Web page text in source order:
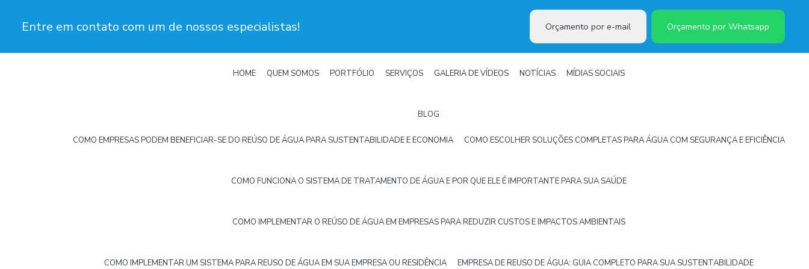
Entre em contato com um de nossos especialistas! Orçamento por e-mail Orçamento por Whatsapp
HOME QUEM SOMOS PORTFÓLIO SERVIÇOS GALERIA DE VÍDEOS NOTÍCIAS MÍDIAS SOCIAIS
BLOG
COMO EMPRESAS PODEM BENEFICIAR-SE DO REÚSO DE ÁGUA PARA SUSTENTABILIDADE E ECONOMIA COMO ESCOLHER SOLUÇÕES COMPLETAS PARA ÁGUA COM SEGURANÇA E EFICIÊNCIA
COMO FUNCIONA O SISTEMA DE TRATAMENTO DE ÁGUA E POR QUE ELE É IMPORTANTE PARA SUA SAÚDE
COMO IMPLEMENTAR O REÚSO DE ÁGUA EM EMPRESAS PARA REDUZIR CUSTOS E IMPACTOS AMBIENTAIS
COMO IMPLEMENTAR UM SISTEMA PARA REUSO DE ÁGUA EM SUA EMPRESA OU RESIDÊNCIA EMPRESA DE REUSO DE ÁGUA: GUIA COMPLETO PARA SUA SUSTENTABILIDADE